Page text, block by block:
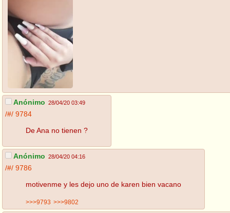
Anónimo 28/04/20 03:49
/#/ 9784
De Ana no tienen ?
Anónimo 28/04/20 04:16
/#/ 9786
motivenme y les dejo uno de karen bien vacano
>>>9793 >>>9802